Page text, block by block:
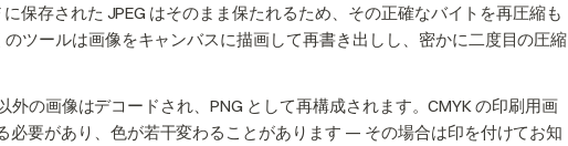
に保存された JPEG はそのまま保たれるため、その正確なバイトを再圧縮も
ツールは画像をキャンバスに描画して再書き出しし、密かに二度目の圧縮
外の画像はデコードされ、PNG として再構成されます。CMYK の印刷用画
必要があり、色が若干変わることがあります — その場合は印を付けてお知